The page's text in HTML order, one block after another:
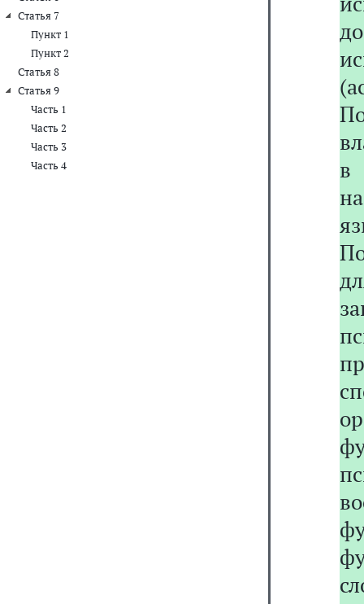
Статья 7
Пункт 1
Пункт 2
Статья 8
Статья 9
Часть 1
Часть 2
Часть 3
Часть 4
в